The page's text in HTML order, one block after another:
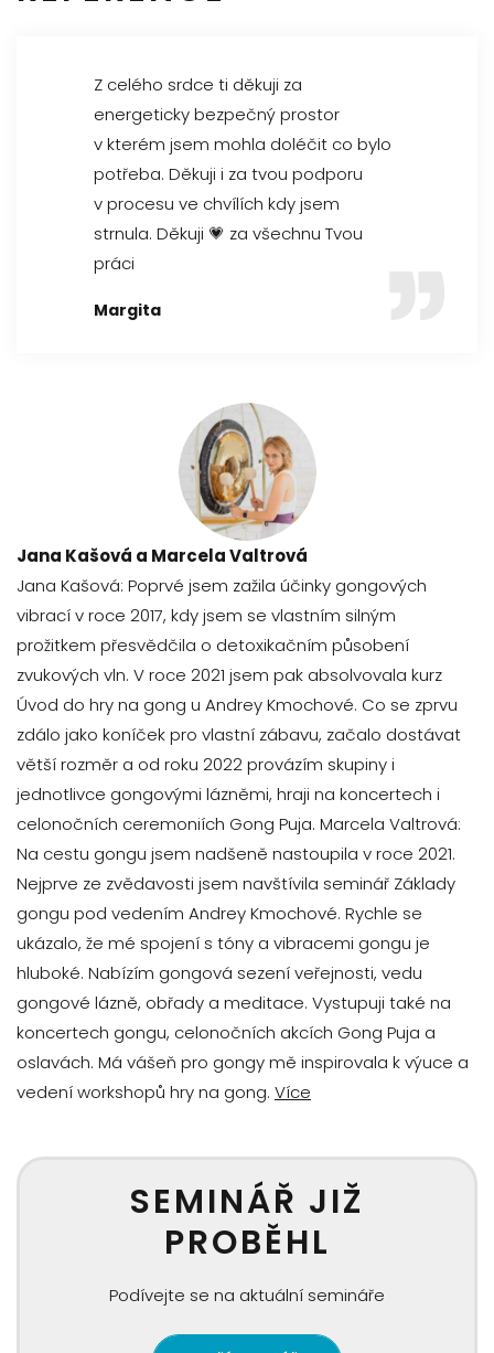
Z celého srdce ti děkuji za
energeticky bezpečný prostor
v kterém jsem mohla doléčit co bylo
potřeba. Děkuji i za tvou podporu
v procesu ve chvílích kdy jsem
strnula. Děkuji 💗 za všechnu Tvou
práci
Margita
Jana Kašová a Marcela Valtrová
Jana Kašová: Poprvé jsem zažila účinky gongových
vibrací v roce 2017, kdy jsem se vlastním silným
prožitkem přesvědčila o detoxikačním působení
zvukových vln. V roce 2021 jsem pak absolvovala kurz
Úvod do hry na gong u Andrey Kmochové. Co se zprvu
zdálo jako koníček pro vlastní zábavu, začalo dostávat
větší rozměr a od roku 2022 provázím skupiny i
jednotlivce gongovými lázněmi, hraji na koncertech i
celonočních ceremoniích Gong Puja. Marcela Valtrová:
Na cestu gongu jsem nadšeně nastoupila v roce 2021.
Nejprve ze zvědavosti jsem navštívila seminář Základy
gongu pod vedením Andrey Kmochové. Rychle se
ukázalo, že mé spojení s tóny a vibracemi gongu je
hluboké. Nabízím gongová sezení veřejnosti, vedu
gongové lázně, obřady a meditace. Vystupuji také na
koncertech gongu, celonočních akcích Gong Puja a
oslavách. Má vášeň pro gongy mě inspirovala k výuce a
vedení workshopů hry na gong. Více
SEMINÁŘ JIŽ
PROBĚHL
Podívejte se na aktuální semináře